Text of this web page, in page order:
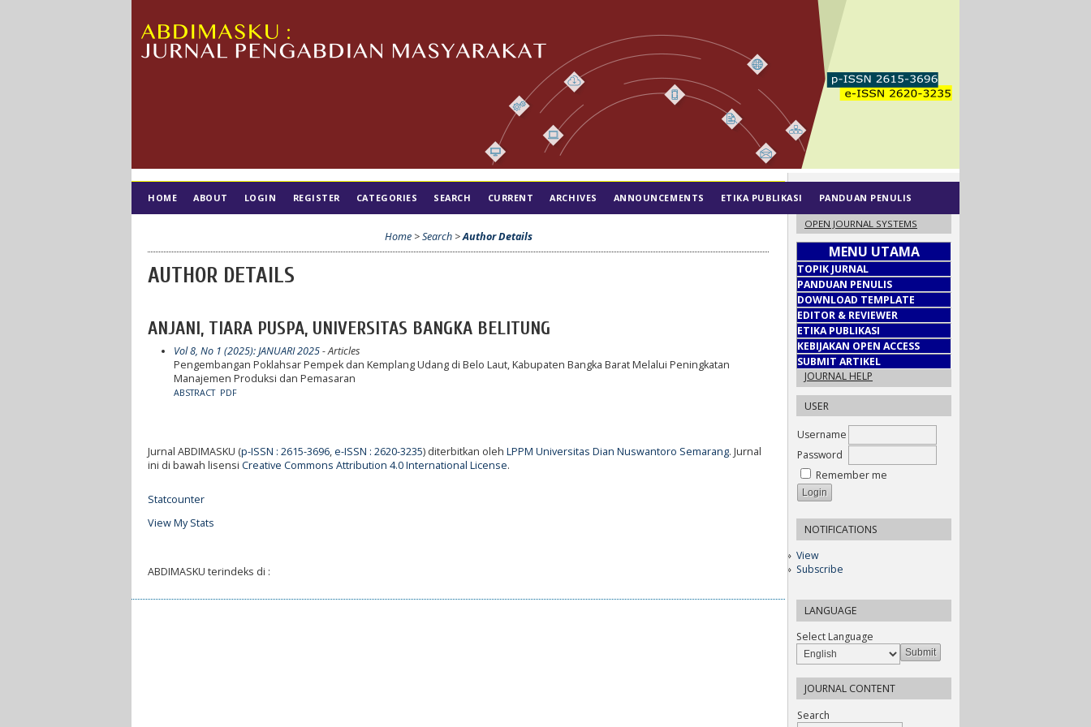
OPEN JOURNAL SYSTEMS
MENU UTAMA
TOPIK JURNAL
PANDUAN PENULIS
DOWNLOAD TEMPLATE
EDITOR & REVIEWER
ETIKA PUBLIKASI
KEBIJAKAN OPEN ACCESS
SUBMIT ARTIKEL
JOURNAL HELP
USER
Username
Password
Remember me
NOTIFICATIONS
View
Subscribe
LANGUAGE
Select Language
JOURNAL CONTENT
Search
HOME ABOUT LOGIN REGISTER CATEGORIES SEARCH CURRENT ARCHIVES ANNOUNCEMENTS ETIKA PUBLIKASI PANDUAN PENULIS
Home>Search>Author Details
AUTHOR DETAILS
ANJANI, TIARA PUSPA, UNIVERSITAS BANGKA BELITUNG
Vol 8, No 1 (2025): JANUARI 2025- Articles
Pengembangan Poklahsar Pempek dan Kemplang Udang di Belo Laut, Kabupaten Bangka Barat Melalui Peningkatan
Manajemen Produksi dan Pemasaran
ABSTRACT PDF
Jurnal ABDIMASKU (p-ISSN : 2615-3696,e-ISSN : 2620-3235) diterbitkan oleh LPPM Universitas Dian Nuswantoro Semarang. Jurnal
ini di bawah lisensi Creative Commons Attribution 4.0 International License.
Statcounter
View My Stats
ABDIMASKU terindeks di :